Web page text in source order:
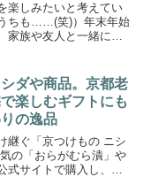
楽しみたいと考えてい
ちも……(笑)）年末年始
家族や友人と一緒に楽
いいお値段だったりす
頃なも...
ダや商品。京都老
楽しむギフトにも
の逸品
継ぐ「京つけもの ニシ
の「おらがむら漬」や
式サイトで購入し、本